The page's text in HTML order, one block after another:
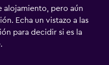
alojamiento, pero aún
Echa un vistazo a las
para decidir si es la